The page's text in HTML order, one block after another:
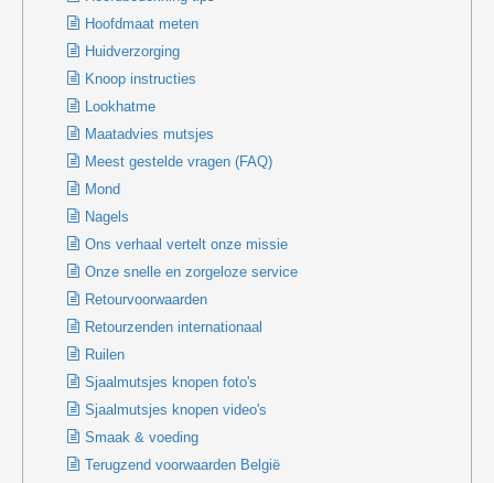
Hoofdmaat meten
Huidverzorging
Knoop instructies
Lookhatme
Maatadvies mutsjes
Meest gestelde vragen (FAQ)
Mond
Nagels
Ons verhaal vertelt onze missie
Onze snelle en zorgeloze service
Retourvoorwaarden
Retourzenden internationaal
Ruilen
Sjaalmutsjes knopen foto's
Sjaalmutsjes knopen video's
Smaak & voeding
Terugzend voorwaarden België